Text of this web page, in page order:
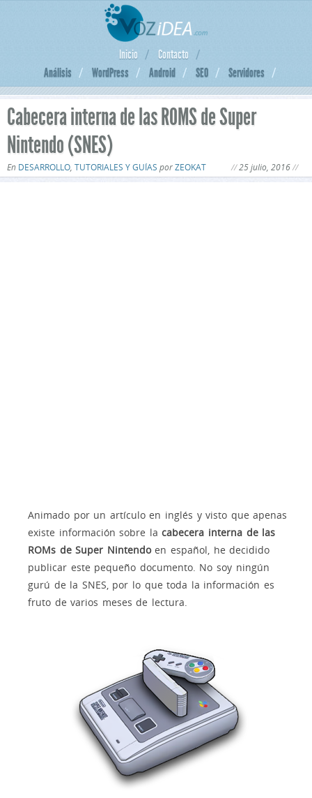
Inicio
Contacto
Análisis
WordPress Android SEO Servidores
Cabecera interna de las ROMS de Super
Nintendo (SNES)
En DESARROLLO, TUTORIALES Y GUÍAS porZEOKAT 25 julio, 2016
Animado por un artículo en inglés y visto que apenas
existe información sobre lacabecera interna de las
ROMs de Super Nintendoen español, he decidido
publicar este pequeño documento. No soy ningún
gurú de la SNES, por lo que toda la información es
fruto de varios meses de lectura.